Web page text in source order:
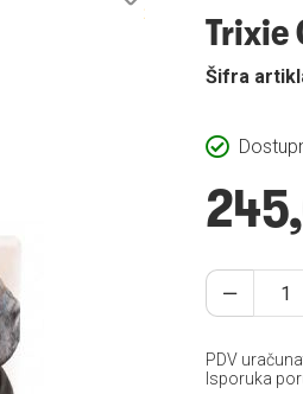
želja
Trixie
Šifra
PDV
Isporuka